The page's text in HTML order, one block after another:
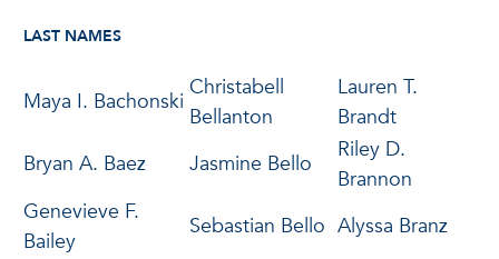
LAST NAMES
Maya I. Bachonski
Christabell
Bellanton
Lauren T.
Brandt
Bryan A. Baez
Jasmine Bello
Riley D.
Brannon
Genevieve F.
Bailey
Sebastian Bello Alyssa Branz